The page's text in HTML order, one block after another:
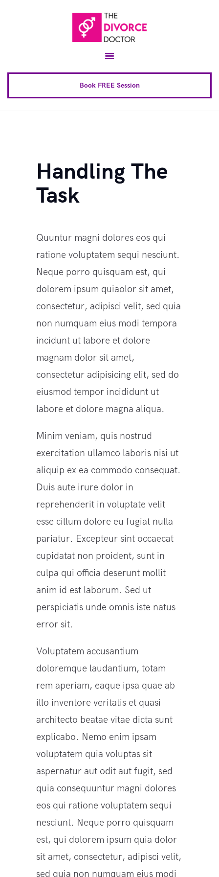
Book FREE Session
Conscious Uncoupling™
Book Complete 6 Session
Downloads
Contact
Handling The
Task
Quuntur magni dolores eos qui
ratione voluptatem sequi nesciunt.
Neque porro quisquam est, qui
dolorem ipsum quiaolor sit amet,
consectetur, adipisci velit, sed quia
non numquam eius modi tempora
incidunt ut labore et dolore
magnam dolor sit amet,
consectetur adipisicing elit, sed do
eiusmod tempor incididunt ut
labore et dolore magna aliqua.
Minim veniam, quis nostrud
exercitation ullamco laboris nisi ut
aliquip ex ea commodo consequat.
Duis aute irure dolor in
reprehenderit in voluptate velit
esse cillum dolore eu fugiat nulla
pariatur. Excepteur sint occaecat
cupidatat non proident, sunt in
culpa qui officia deserunt mollit
anim id est laborum. Sed ut
perspiciatis unde omnis iste natus
error sit.
Voluptatem accusantium
doloremque laudantium, totam
rem aperiam, eaque ipsa quae ab
illo inventore veritatis et quasi
architecto beatae vitae dicta sunt
explicabo. Nemo enim ipsam
voluptatem quia voluptas sit
aspernatur aut odit aut fugit, sed
quia consequuntur magni dolores
eos qui ratione voluptatem sequi
nesciunt. Neque porro quisquam
est, qui dolorem ipsum quia dolor
sit amet, consectetur, adipisci velit,
sed quia non numquam eius modi